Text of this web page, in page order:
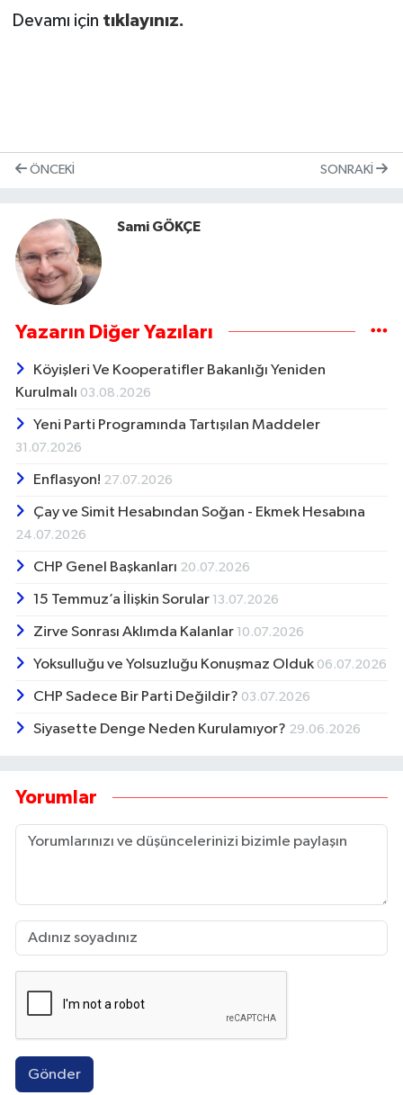
Devamı için tıklayınız.
ÖNCEKI SONRAKI
Sami GÖKÇE
Yazarın Diğer Yazıları
Köyişleri Ve Kooperatifler Bakanlığı Yeniden
Kurulmalı 03.08.2026
Yeni Parti Programında Tartışılan Maddeler
31.07.2026
Enflasyon! 27.07.2026
Çay ve Simit Hesabından Soğan - Ekmek Hesabına
24.07.2026
CHP Genel Başkanları 20.07.2026
15 Temmuz’a İlişkin Sorular 13.07.2026
Zirve Sonrası Aklımda Kalanlar 10.07.2026
Yoksulluğu ve Yolsuzluğu Konuşmaz Olduk 06.07.2026
CHP Sadece Bir Parti Değildir? 03.07.2026
Siyasette Denge Neden Kurulamıyor? 29.06.2026
Yorumlar
Gönder